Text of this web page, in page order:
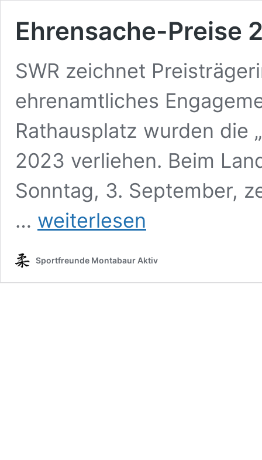
Ehrensache-Preise
SWR zeichnet
ehrenamtliches
Rathausplatz wurden die
2023 verliehen. Beim
Sonntag, 3. September,
…
Ehrensache-
Preise
weiterlesen
Sportfreunde Montabaur Aktiv